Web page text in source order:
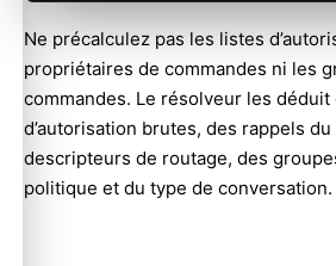
Ne précalculez pas les listes
propriétaires de commandes ni les
commandes. Le résolveur les déduit
d’autorisation brutes, des rappels
descripteurs de routage, des
politique et du type de conversation.